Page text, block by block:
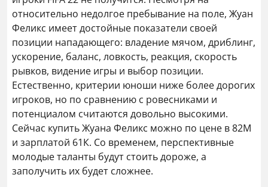
относительно недолгое пребывание на поле, Жуан
Феликс имеет достойные показатели своей
позиции нападающего: владение мячом, дриблинг,
ускорение, баланс, ловкость, реакция, скорость
рывков, видение игры и выбор позиции.
Естественно, критерии юноши ниже более дорогих
игроков, но по сравнению с ровесниками и
потенциалом считаются довольно высокими.
Сейчас купить Жуана Феликс можно по цене в 82М
и зарплатой 61К. Со временем, перспективные
молодые таланты будут стоить дороже, а
заполучить их будет сложнее.